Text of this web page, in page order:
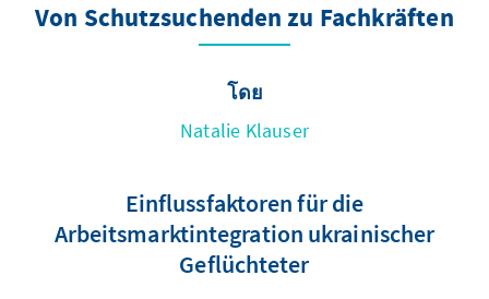
Von Schutzsuchenden zu Fachkräften
โดย
Natalie Klauser
Einflussfaktoren für die
Arbeitsmarktintegration ukrainischer
Geflüchteter